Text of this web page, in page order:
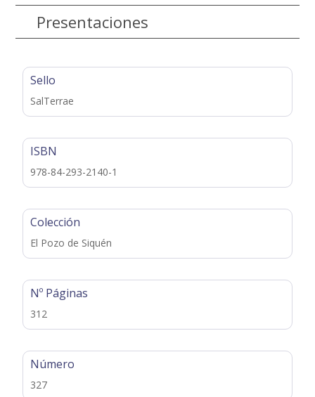
Presentaciones
Sello
SalTerrae
ISBN
978-84-293-2140-1
Colección
El Pozo de Siquén
Nº Páginas
312
Número
327